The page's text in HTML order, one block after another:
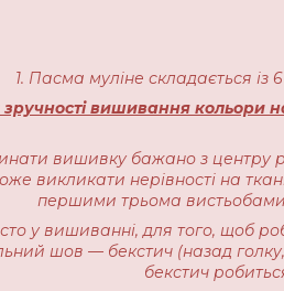
1. Пасма муліне складається
вишивання кольори
вишивку бажано з центру
викликати нерівності на
першими трьома вистьобами.
у вишиванні, для того, щоб
шов — бекстич (назад
бекстич